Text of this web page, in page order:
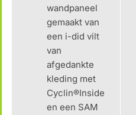
wandpaneel
gemaakt van
een i-did vilt
van
afgedankte
kleding met
Cyclin®Inside
en een SAM